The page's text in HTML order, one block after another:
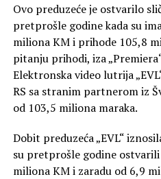
Ovo preduzeće je ostvarilo
pretprošle godine kada su
miliona KM i prihode 105,8
pitanju prihodi, iza
Elektronska video lutrija
RS sa stranim partnerom iz
od 103,5 miliona maraka.
Dobit preduzeća „EVL“
su pretprošle godine
miliona KM i zaradu od 6,9